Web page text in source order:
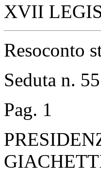
XVII
Resoconto
Seduta n.
Pag. 1